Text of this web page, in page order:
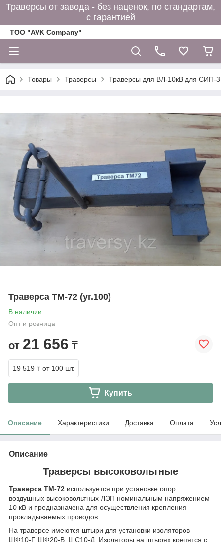
Траверсы от завода - без наценок, по стандартам,
с гарантией
ТОО "AVK Company"
Товары Траверсы Траверсы для ВЛ-10кВ для СИП-3
Траверса ТМ-72 (уг.100)
В наличии
Опт и розница
от 21 656 ₸
19 519 ₸ от 100 шт.
Купить
Описание Характеристики Доставка Оплата
Описание
Траверсы высоковольтные
Траверса ТМ-72 используется при установке опор
воздушных высоковольтных ЛЭП номинальным напряжением
10 кВ и предназначена для осуществления крепления
прокладываемых проводов.
На траверсе имеются штыри для установки изоляторов
ШФ10-Г, ШФ20-В, ШС10-Д. Изоляторы на штырях крепятся с